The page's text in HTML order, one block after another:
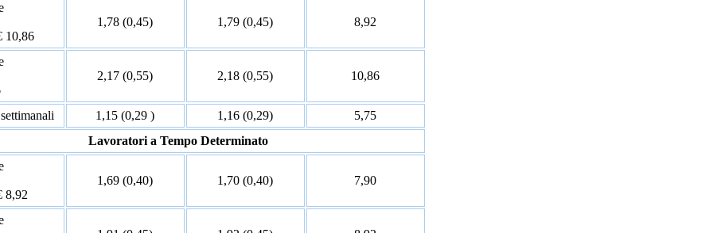
10,86
1,78 (0,45) 1,79 (0,45) 8,92
2,17 (0,55) 2,18 (0,55) 10,86
1,15 (0,29 ) 1,16 (0,29)
5,75
Lavoratori a Tempo Determinato
8,92
1,69 (0,40) 1,70 (0,40) 7,90